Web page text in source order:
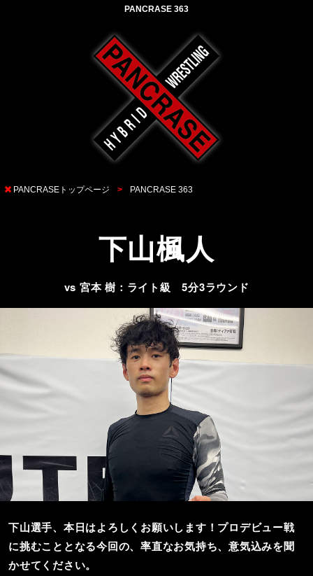
PANCRASE 363
PANCRASEトップページ PANCRASE 363
下山楓人
vs 宮本 樹：ライト級 5分3ラウンド
下山選手、本日はよろしくお願いします！プロデビュー戦
に挑むこととなる今回の、率直なお気持ち、意気込みを聞
かせてください。